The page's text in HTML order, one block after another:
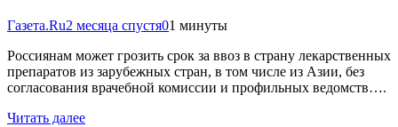
Газета.Ru2 месяца спустя01 минуты
Россиянам может грозить срок за ввоз в страну лекарственных
препаратов из зарубежных стран, в том числе из Азии, без
согласования врачебной комиссии и профильных ведомств….
Читать далее